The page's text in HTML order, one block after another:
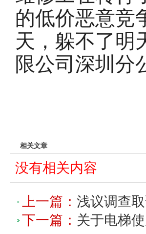
的低价恶意竞
天，躲不了
限公司深圳
相关文章
没有相关内容
上一篇： 浅议调查
下一篇： 关于电梯